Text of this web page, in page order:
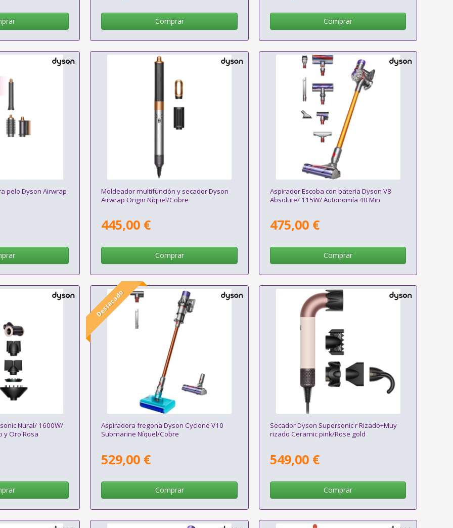
Comprar Comprar
pelo Dyson Airwrap
Moldeador multifunción y secador Dyson
Airwrap Origin Níquel/Cobre
445,00 €
Comprar
Aspirador Escoba con batería Dyson V8
Absolute/ 115W/ Autonomía 40 Min
475,00 €
Comprar
Nural/ 1600W/
y Oro Rosa
Destacado
Aspiradora fregona Dyson Cyclone V10
Submarine Níquel/Cobre
529,00 €
Comprar
Secador Dyson Supersonic r Rizado+Muy
rizado Ceramic pink/Rose gold
549,00 €
Comprar